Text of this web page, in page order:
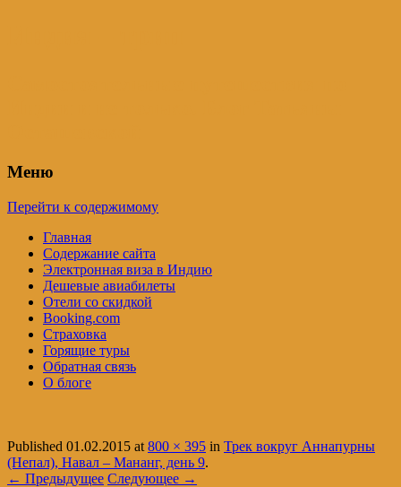
Меню
Перейти к содержимому
Главная
Содержание сайта
Электронная виза в Индию
Дешевые авиабилеты
Отели со скидкой
Booking.com
Страховка
Горящие туры
Обратная связь
О блоге
Published 01.02.2015 at800 × 395 in Трек вокруг Аннапурны
(Непал), Навал – Мананг, день 9.
← Предыдущее Следующее →